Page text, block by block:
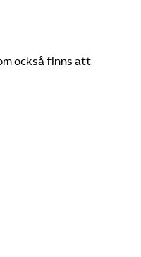
också finns att